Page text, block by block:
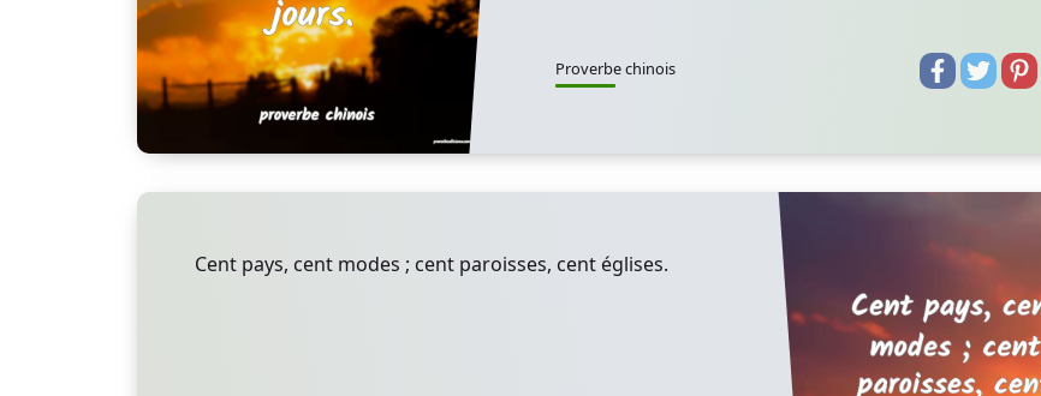
Proverbe chinois
Cent pays, cent modes ; cent paroisses, cent églises.